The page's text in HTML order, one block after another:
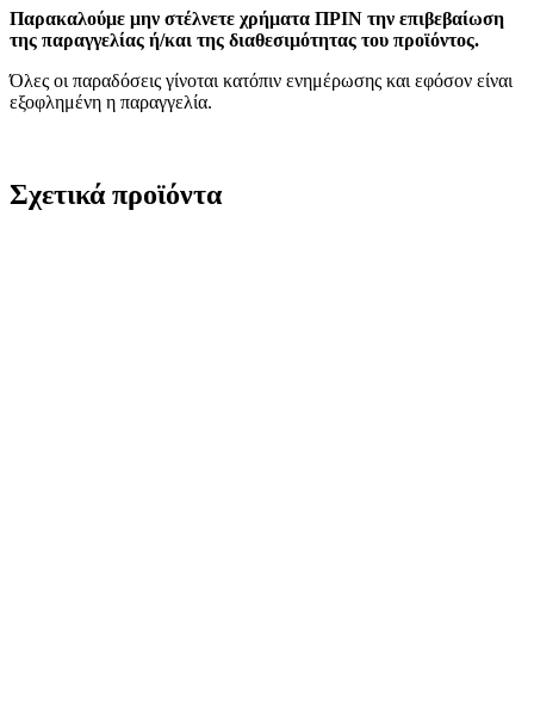
Παρακαλούμε μην στέλνετε χρήματα ΠΡΙΝ την επιβεβαίωση
της παραγγελίας ή/και της διαθεσιμότητας του προϊόντος.
Όλες οι παραδόσεις γίνοται κατόπιν ενημέρωσης και εφόσον είναι
εξοφλημένη η παραγγελία.
Σχετικά προϊόντα